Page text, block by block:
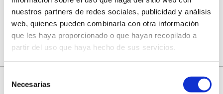
nuestros partners de redes sociales, publicidad y análisis
web, quienes pueden combinarla con otra información
que les haya proporcionado o que hayan recopilado a
partir del uso que haya hecho de sus servicios.
Necesarias
Lo Canetà